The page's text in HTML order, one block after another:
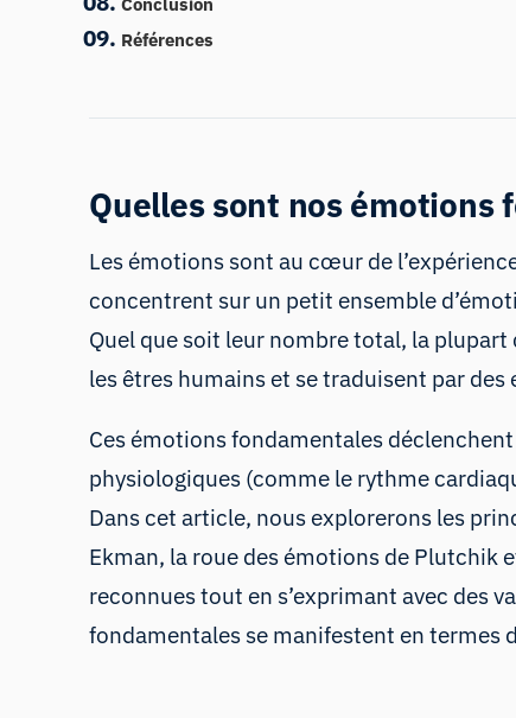
Références
Quelles sont nos émotions
Les émotions sont au cœur de
concentrent sur un petit ensemble
Quel que soit leur nombre total, la plupart
les êtres humains et se traduisent par
Ces émotions fondamentales
physiologiques (comme le rythme
Dans cet article, nous explorerons les
Ekman, la roue des émotions de Plutchik
reconnues tout en s’exprimant avec des
fondamentales se manifestent en termes